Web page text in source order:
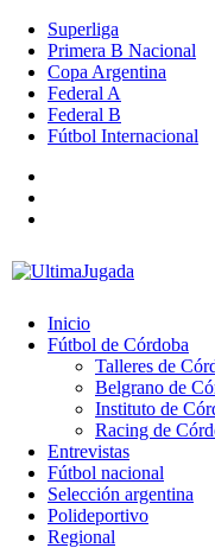
Superliga
Primera B Nacional
Copa Argentina
Federal A
Federal B
Fútbol Internacional
Inicio
Fútbol de Córdoba
Talleres de
Belgrano de
Instituto de
Racing de
Entrevistas
Fútbol nacional
Selección argentina
Polideportivo
Regional